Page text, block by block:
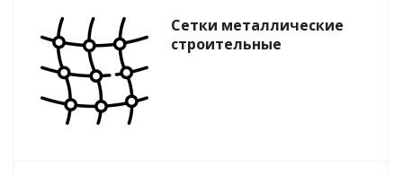
Сетки металлические
строительные